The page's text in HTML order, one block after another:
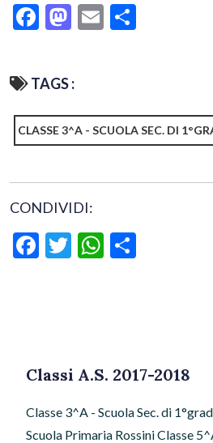
Facebook
Mastodon
Email
TAGS :
CLASSE 3^A - SCUOLA SEC. DI
CONDIVIDI:
Facebook
TwitterWhatsApp
Classi A.S. 2017-2018
Classe 3^A - Scuola Sec. di
Scuola Primaria Rossini Classe